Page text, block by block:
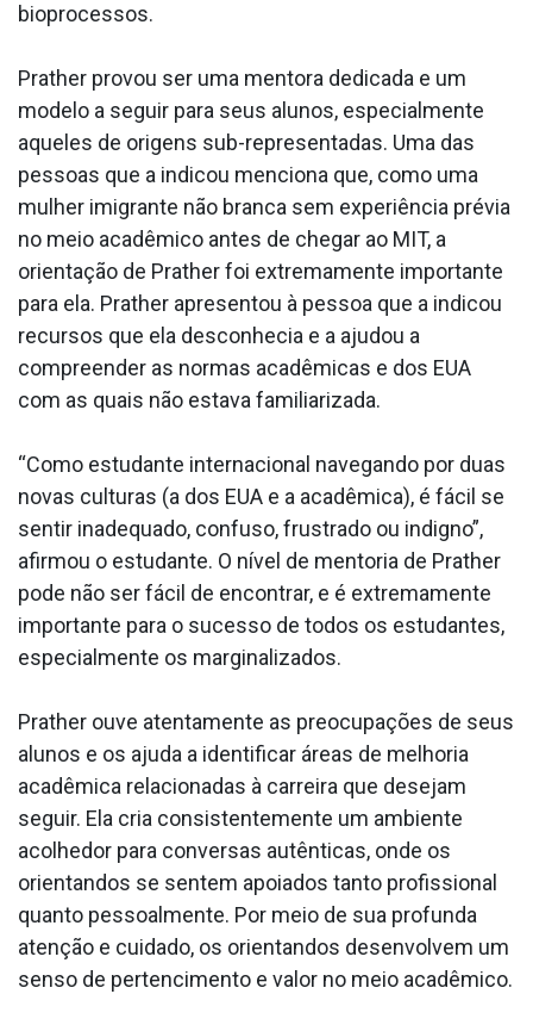
bioprocessos.
Prather provou ser uma mentora dedicada e um
modelo a seguir para seus alunos, especialmente
aqueles de origens sub-representadas. Uma das
pessoas que a indicou menciona que, como uma
mulher imigrante não branca sem experiência prévia
no meio acadêmico antes de chegar ao MIT, a
orientação de Prather foi extremamente importante
para ela. Prather apresentou à pessoa que a indicou
recursos que ela desconhecia e a ajudou a
compreender as normas acadêmicas e dos EUA
com as quais não estava familiarizada.
“Como estudante internacional navegando por duas
novas culturas (a dos EUA e a acadêmica), é fácil se
sentir inadequado, confuso, frustrado ou indigno”,
afirmou o estudante. O nível de mentoria de Prather
pode não ser fácil de encontrar, e é extremamente
importante para o sucesso de todos os estudantes,
especialmente os marginalizados.
Prather ouve atentamente as preocupações de seus
alunos e os ajuda a identificar áreas de melhoria
acadêmica relacionadas à carreira que desejam
seguir. Ela cria consistentemente um ambiente
acolhedor para conversas autênticas, onde os
orientandos se sentem apoiados tanto profissional
quanto pessoalmente. Por meio de sua profunda
atenção e cuidado, os orientandos desenvolvem um
senso de pertencimento e valor no meio acadêmico.